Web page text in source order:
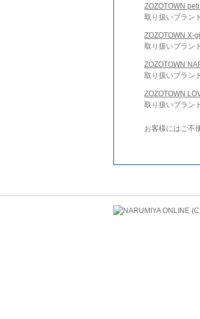
ZOZOTOWN
取り扱いブラン
ZOZOTOWN X-
取り扱いブラン
ZOZOTOWN
取り扱いブラン
ZOZOTOWN
取り扱いブラン
お客様にはご不